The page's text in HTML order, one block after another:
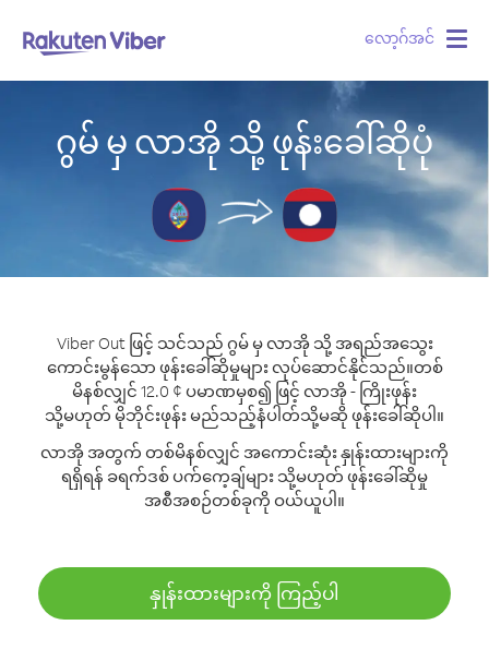
လော့ဂ်အင်
ဂွမ် မှ လာအို သို့ ဖုန်းခေါ်ဆိုပုံ
Viber Out ဖြင့် သင်သည် ဂွမ် မှ လာအို သို့ အရည်အသွေး
ကောင်းမွန်သော ဖုန်းခေါ်ဆိုမှုများ လုပ်ဆောင်နိုင်သည်။တစ်
မိနစ်လျှင် 12.0 ¢ ပမာဏမှစ၍ ဖြင့် လာအို - ကြိုးဖုန်း
သို့မဟုတ် မိုဘိုင်းဖုန်း မည်သည့်နံပါတ်သို့မဆို ဖုန်းခေါ်ဆိုပါ။
လာအို အတွက် တစ်မိနစ်လျှင် အကောင်းဆုံး နှုန်းထားများကို
ရရှိရန် ခရက်ဒစ် ပက်ကေ့ချ်များ သို့မဟုတ် ဖုန်းခေါ်ဆိုမှု
အစီအစဉ်တစ်ခုကို ဝယ်ယူပါ။
နှုန်းထားများကို ကြည့်ပါ